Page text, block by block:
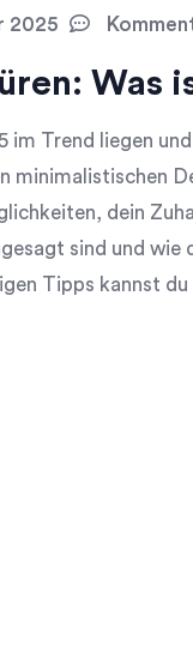
2025
Was
im Trend liegen
minimalistischen
dein
sind und
Tipps kannst du